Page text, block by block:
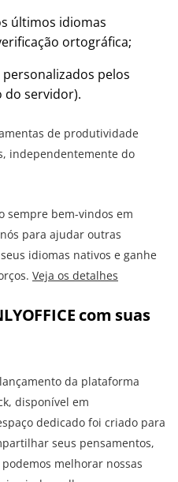
últimos idiomas
ortográfica;
pelos
do servidor).
de produtividade
independentemente do
sempre bem-vindos em
para ajudar outras
idiomas nativos e ganhe
Veja os detalhes
com suas
da plataforma
disponível em
dedicado foi criado para
seus pensamentos,
melhorar nossas